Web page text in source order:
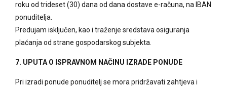
roku od trideset (30) dana od dana dostave e-računa, na IBAN
ponuditelja.
Predujam isključen, kao i traženje sredstava osiguranja
plaćanja od strane gospodarskog subjekta.
7. UPUTA O ISPRAVNOM NAČINU IZRADE PONUDE
Pri izradi ponude ponuditelj se mora pridržavati zahtjeva i